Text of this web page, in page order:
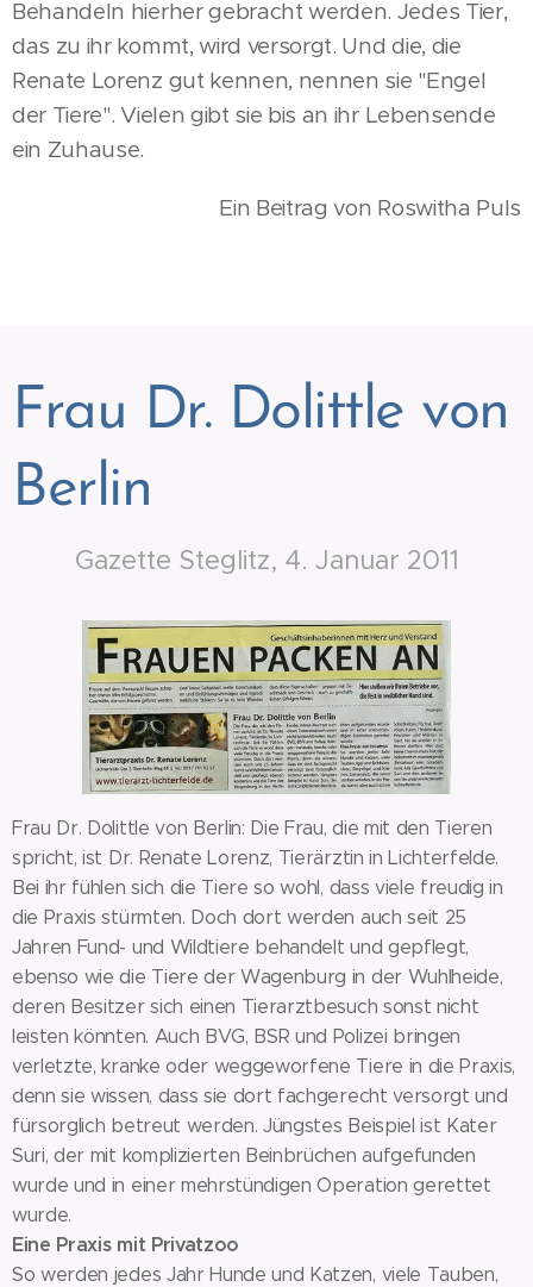
Behandeln hierher gebracht werden. Jedes Tier,
das zu ihr kommt, wird versorgt. Und die, die
Renate Lorenz gut kennen, nennen sie "Engel
der Tiere". Vielen gibt sie bis an ihr Lebensende
ein Zuhause.
Ein Beitrag von Roswitha Puls
Frau Dr. Dolittle von
Berlin
Gazette Steglitz, 4. Januar 2011
Frau Dr. Dolittle von Berlin: Die Frau, die mit den Tieren
spricht, ist Dr. Renate Lorenz, Tierärztin in Lichterfelde.
Bei ihr fühlen sich die Tiere so wohl, dass viele freudig in
die Praxis stürmten. Doch dort werden auch seit 25
Jahren Fund- und Wildtiere behandelt und gepflegt,
ebenso wie die Tiere der Wagenburg in der Wuhlheide,
deren Besitzer sich einen Tierarztbesuch sonst nicht
leisten könnten. Auch BVG, BSR und Polizei bringen
verletzte, kranke oder weggeworfene Tiere in die Praxis,
denn sie wissen, dass sie dort fachgerecht versorgt und
fürsorglich betreut werden. Jüngstes Beispiel ist Kater
Suri, der mit komplizierten Beinbrüchen aufgefunden
wurde und in einer mehrstündigen Operation gerettet
wurde.
Eine Praxis mit Privatzoo
So werden jedes Jahr Hunde und Katzen, viele Tauben,